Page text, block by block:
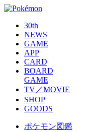
30th
NEWS
GAME
APP
CARD
BOARD
GAME
TV／MOVIE
SHOP
GOODS
ポケモン図鑑